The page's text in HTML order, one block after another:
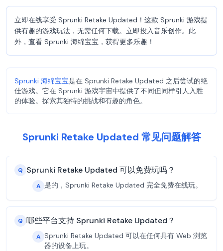
立即在线享受 Sprunki Retake Updated！这款 Sprunki 游戏提
供有趣的游戏玩法，无需任何下载。立即投入音乐创作。此
外，查看 Sprunki 海绵宝宝，获得更多乐趣！
Sprunki 海绵宝宝是在 Sprunki Retake Updated 之后尝试的绝
佳游戏。它在 Sprunki 游戏宇宙中提供了不同但同样引人入胜
的体验。探索其独特的挑战和有趣的角色。
Sprunki Retake Updated 常见问题解答
Q Sprunki Retake Updated 可以免费玩吗？
A 是的，Sprunki Retake Updated 完全免费在线玩。
Q 哪些平台支持 Sprunki Retake Updated？
A Sprunki Retake Updated 可以在任何具有 Web 浏览
器的设备上玩。